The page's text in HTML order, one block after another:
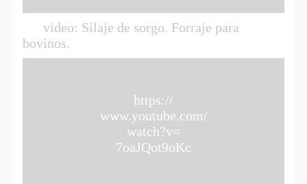
video: Silaje de sorgo. Forraje para
bovinos.
https://
www.youtube.com/
watch?v=
7oaJQot9oKc